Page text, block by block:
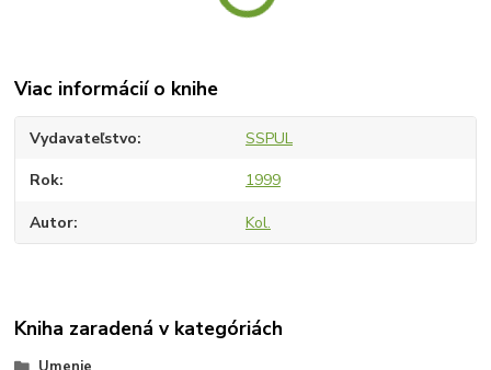
Viac informácií o knihe
Vydavateľstvo SSPUL
Rok 1999
Autor Kol.
Kniha zaradená v kategóriách